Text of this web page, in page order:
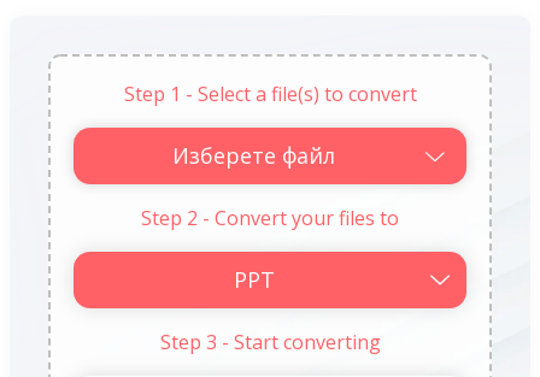
Step 1 - Select a file(s) to convert
Изберете файл
Step 2 - Convert your files to
Step 3 - Start converting